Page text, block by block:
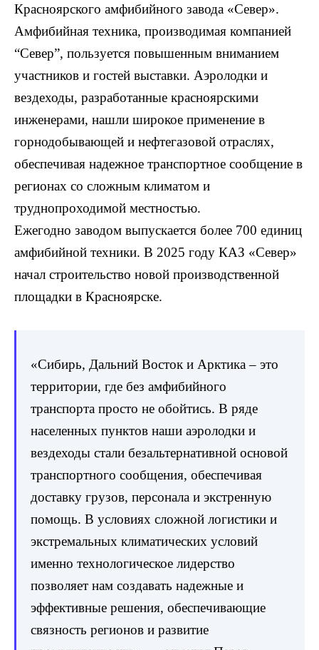
Красноярского амфибийного завода «Север».
Амфибийная техника, производимая компанией
“Север”, пользуется повышенным вниманием
участников и гостей выставки. Аэролодки и
вездеходы, разработанные красноярскими
инженерами, нашли широкое применение в
горнодобывающей и нефтегазовой отраслях,
обеспечивая надежное транспортное сообщение в
регионах со сложным климатом и
труднопроходимой местностью.
Ежегодно заводом выпускается более 700 единиц
амфибийной техники. В 2025 году КАЗ «Север»
начал строительство новой производственной
площадки в Красноярске.
«Сибирь, Дальний Восток и Арктика – это
территории, где без амфибийного
транспорта просто не обойтись. В ряде
населенных пунктов наши аэролодки и
вездеходы стали безальтернативной основой
транспортного сообщения, обеспечивая
доставку грузов, персонала и экстренную
помощь. В условиях сложной логистики и
экстремальных климатических условий
именно технологическое лидерство
позволяет нам создавать надежные и
эффективные решения, обеспечивающие
связность регионов и развитие